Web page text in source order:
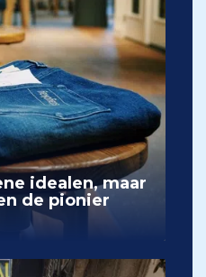
idealen, maar
de pionier